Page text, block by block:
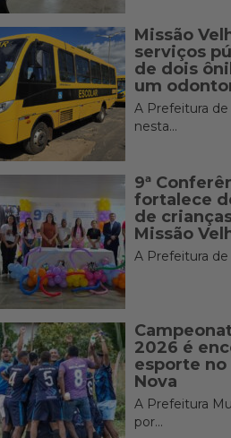
Missão
serviços
de dois
um
A Prefeitura de
nesta...
9ª
fortalece
de
Missão
A Prefeitura de
2026 é
esporte
Nova
A Prefeitura
por...